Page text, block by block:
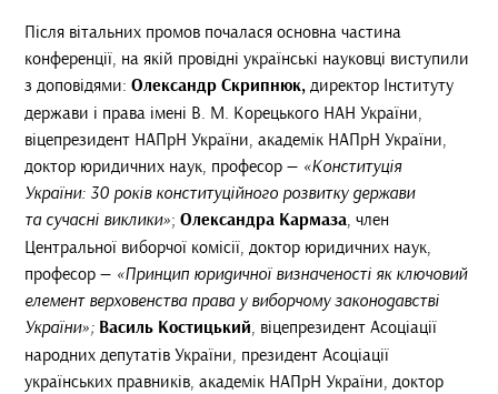
Після вітальних промов почалася основна частина
конференції, на якій провідні українські науковці виступили
з доповідями:Олександр Скрипнюк, директор Інституту
держави і права імені В. М. Корецького НАН України,
віцепрезидент НАПрН України, академік НАПрН України,
доктор юридичних наук, професор — «Конституція
України: 30 років конституційного розвитку держави
та сучасні виклики»;Олександра Кармаза, член
Центральної виборчої комісії, доктор юридичних наук,
професор — «Принцип юридичної визначеності як ключовий
елемент верховенства права у виборчому законодавстві
України»; Василь Костицький, віцепрезидент Асоціації
народних депутатів України, президент Асоціації
українських правників, академік НАПрН України, доктор